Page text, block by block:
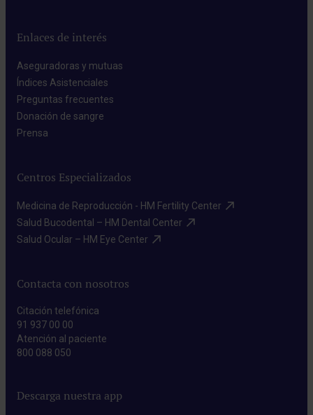
Enlaces de interés
Aseguradoras y mutuas​
Índices Asistenciales​
Preguntas frecuentes​
Donación de sangre​
Prensa​
Centros Especializados
Medicina de Reproducción - HM Fertility Center​
Salud Bucodental – HM Dental Center​
Salud Ocular – HM Eye Center​
Contacta con nosotros
Citación telefónica
91 937 00 00
Atención al paciente
800 088 050
Descarga nuestra app